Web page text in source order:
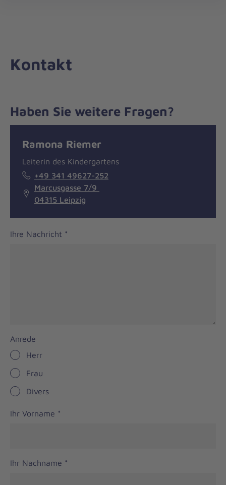
zum
Kontakt
Haben Sie weitere Fragen?
Ramona Riemer
Leiterin des Kindergartens
+49 341 49627-252
Marcusgasse 7/9
04315 Leipzig
Ihre Nachricht *
Anrede
Herr
Frau
Divers
Ihr Vorname *
Ihr Nachname *